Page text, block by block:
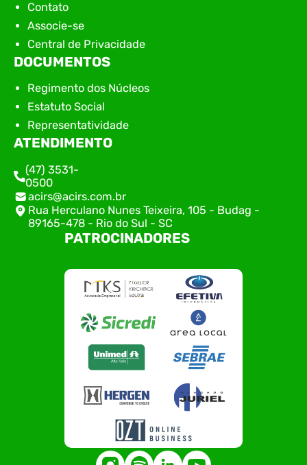
Contato
Associe-se
Central de Privacidade
DOCUMENTOS
Regimento dos Núcleos
Estatuto Social
Representatividade
ATENDIMENTO
(47) 3531-
0500
acirs@acirs.com.br
Rua Herculano Nunes Teixeira, 105 - Budag -
89165-478 - Rio do Sul - SC
PATROCINADORES